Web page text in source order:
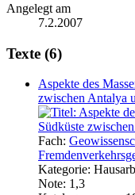
Angelegt am
7.2.2007
Texte (6)
Aspekte des
zwischen Antalya
Fach:
Kategorie:
Note: 1,3
Katalognummer: